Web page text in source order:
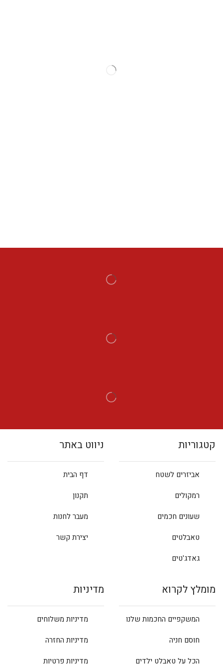
קטגוריות
אביזרים לשטח
רמקולים
שעונים חכמים
טאבלטים
גאדג'טים
ניווט באתר
דף הבית
תקנון
מעבר לחנות
יצירת קשר
מומלץ לקרוא
המשקפיים החכמות שלנו
חוסם חניה
הכל על טאבלט ילדים
מדיניות
מדיניות משלוחים
מדיניות החזרה
מדיניות פרטיות